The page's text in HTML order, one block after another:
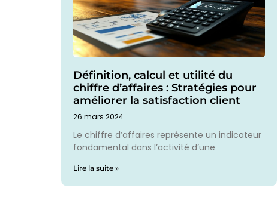
Définition, calcul et utilité du
chiffre d’affaires : Stratégies pour
améliorer la satisfaction client
26 mars 2024
Le chiffre d’affaires représente un indicateur
fondamental dans l’activité d’une
Lire la suite »